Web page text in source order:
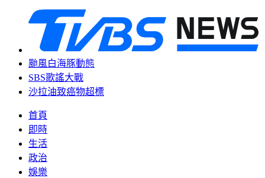
颱風白海豚動態
SBS歌謠大戰
沙拉油致癌物超標
首頁
即時
生活
政治
娛樂